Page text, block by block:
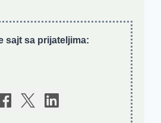
sajt sa prijateljima: